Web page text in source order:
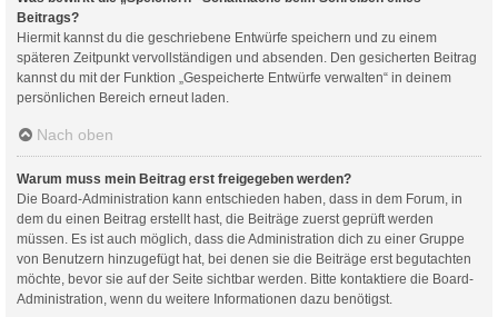
Beitrags?
Hiermit kannst du die geschriebene Entwürfe speichern und zu einem
späteren Zeitpunkt vervollständigen und absenden. Den gesicherten Beitrag
kannst du mit der Funktion „Gespeicherte Entwürfe verwalten“ in deinem
persönlichen Bereich erneut laden.
Nach oben
Warum muss mein Beitrag erst freigegeben werden?
Die Board-Administration kann entschieden haben, dass in dem Forum, in
dem du einen Beitrag erstellt hast, die Beiträge zuerst geprüft werden
müssen. Es ist auch möglich, dass die Administration dich zu einer Gruppe
von Benutzern hinzugefügt hat, bei denen sie die Beiträge erst begutachten
möchte, bevor sie auf der Seite sichtbar werden. Bitte kontaktiere die Board-
Administration, wenn du weitere Informationen dazu benötigst.